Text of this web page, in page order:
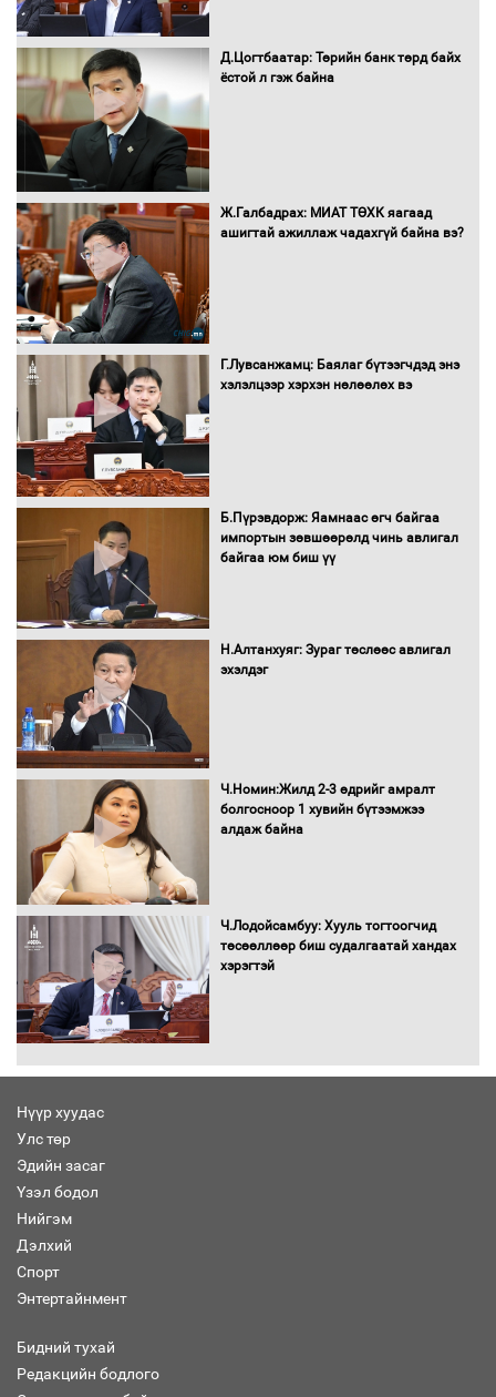
Монгол Улс “COP17”-д “Тал хээрийн
16 төрлийн эмийг нэг эх үүсвэрээс
худалдан авах журмыг баталлаа
шилжиж, найр наадам, зөвлөгөөн,
гадаад томилолтыг хориглолоо
Д.Цогтбаатар: Төрийн банк төрд байх
ёстой л гэж байна
Ж.Галбадрах: МИАТ ТӨХК яагаад
ашигтай ажиллаж чадахгүй байна вэ?
Г.Лувсанжамц: Баялаг бүтээгчдэд энэ
хэлэлцээр хэрхэн нөлөөлөх вэ
Б.Пүрэвдорж: Яамнаас өгч байгаа
импортын зөвшөөрөлд чинь авлигал
байгаа юм биш үү
Н.Алтанхуяг: Зураг төслөөс авлигал
эхэлдэг
Ч.Номин:Жилд 2-3 өдрийг амралт
болгосноор 1 хувийн бүтээмжээ
алдаж байна
Ч.Лодойсамбуу: Хууль тогтоогчид
төсөөллөөр биш судалгаатай хандах
хэрэгтэй
Нүүр хуудас
Улс төр
Эдийн засаг
Үзэл бодол
Нийгэм
Дэлхий
Спорт
Энтертайнмент
Бидний тухай
Редакцийн бодлого